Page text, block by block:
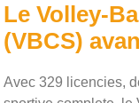
Le Volley-
(VBCS)
Avec 329 licencies,